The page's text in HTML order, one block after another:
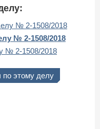
№ 2-1508/2018
№ 2-1508/2018
№ 2-1508/2018
по этому делу